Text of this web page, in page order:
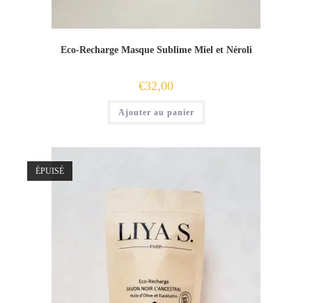
Eco-Recharge Masque Sublime Miel et Néroli
€32,00
Ajouter au panier
ÉPUISÉ